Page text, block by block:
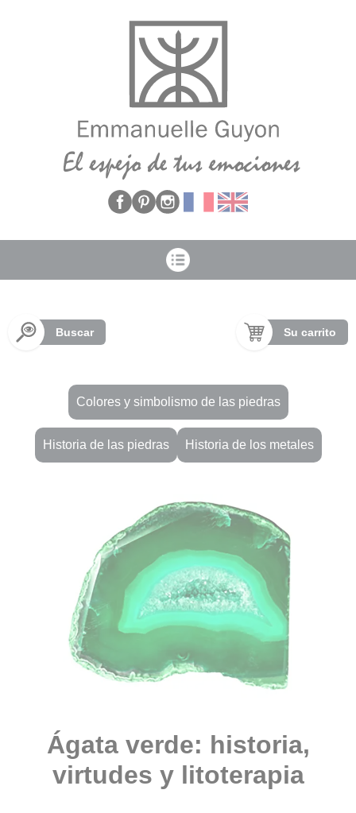
Buscar Su carrito
Colores y simbolismo de las piedras
Historia de las piedras Historia de los metales
Ágata verde: historia,
virtudes y litoterapia